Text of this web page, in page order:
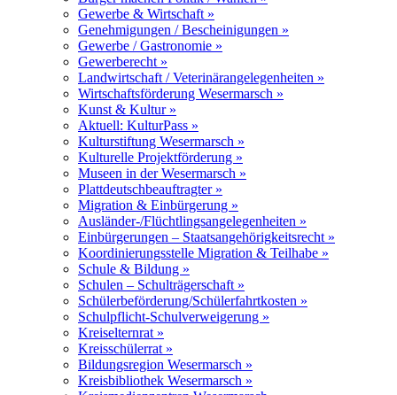
Gewerbe & Wirtschaft »
Genehmigungen / Bescheinigungen »
Gewerbe / Gastronomie »
Gewerberecht »
Landwirtschaft / Veterinärangelegenheiten »
Wirtschaftsförderung Wesermarsch »
Kunst & Kultur »
Aktuell: KulturPass »
Kulturstiftung Wesermarsch »
Kulturelle Projektförderung »
Museen in der Wesermarsch »
Plattdeutschbeauftragter »
Migration & Einbürgerung »
Ausländer-/Flüchtlingsangelegenheiten »
Einbürgerungen – Staatsangehörigkeitsrecht »
Koordinierungsstelle Migration & Teilhabe »
Schule & Bildung »
Schulen – Schulträgerschaft »
Schülerbeförderung/Schülerfahrtkosten »
Schulpflicht-Schulverweigerung »
Kreiselternrat »
Kreisschülerrat »
Bildungsregion Wesermarsch »
Kreisbibliothek Wesermarsch »